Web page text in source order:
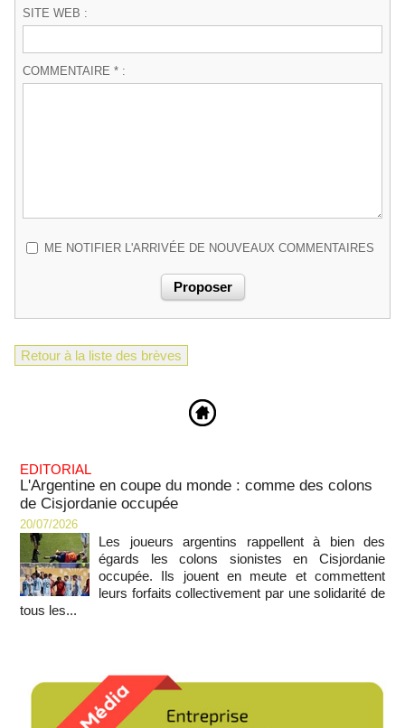
SITE WEB :
COMMENTAIRE * :
ME NOTIFIER L'ARRIVÉE DE NOUVEAUX COMMENTAIRES
Retour à la liste des brèves
EDITORIAL
L'Argentine en coupe du monde : comme des colons
de Cisjordanie occupée
20/07/2026
Les joueurs argentins rappellent à bien des
égards les colons sionistes en Cisjordanie
occupée. Ils jouent en meute et commettent
leurs forfaits collectivement par une solidarité de
tous les...